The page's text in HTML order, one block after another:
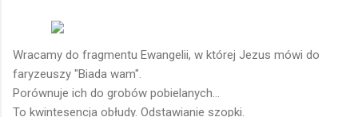
Wracamy do fragmentu Ewangelii, w której Jezus mówi do
faryzeuszy "Biada wam".
Porównuje ich do grobów pobielanych...
To kwintesencja obłudy. Odstawianie szopki.